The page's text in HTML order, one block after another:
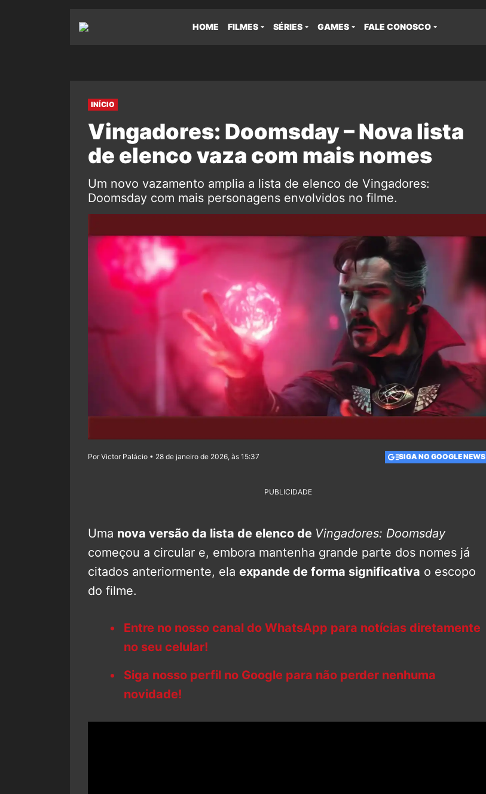
HOME FILMES SÉRIES GAMES FALE CONOSCO
INÍCIO
Vingadores: Doomsday – Nova lista
de elenco vaza com mais nomes
Um novo vazamento amplia a lista de elenco de Vingadores:
Doomsday com mais personagens envolvidos no filme.
Por Victor Palácio • 28 de janeiro de 2026, às 15:37 SIGA NO GOOGLE NEWS
PUBLICIDADE
Uma nova versão da lista de elenco de Vingadores: Doomsday
começou a circular e, embora mantenha grande parte dos nomes já
citados anteriormente, ela expande de forma significativa o escopo
do filme.
Entre no nosso canal do WhatsApp para notícias diretamente
no seu celular!
Siga nosso perfil no Google para não perder nenhuma
novidade!